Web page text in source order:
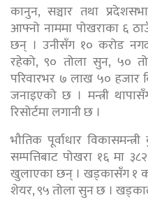
कानुन, सञ्चार तथा
आफ्नो नाममा पोखराका ६
छन् । उनीसँग १० करोड
रहेको, ९० तोला सुन, ५०
परिवारभर ७ लाख ५० हजार
जनाइएको छ । मन्त्री
रिसोर्टमा लगानी छ ।
भौतिक पूर्वाधार
सम्पत्तिबाट पोखरा १६ मा
खुलाएका छन् । खड्कासँग १
शेयर, ९५ तोला सुन छ ।